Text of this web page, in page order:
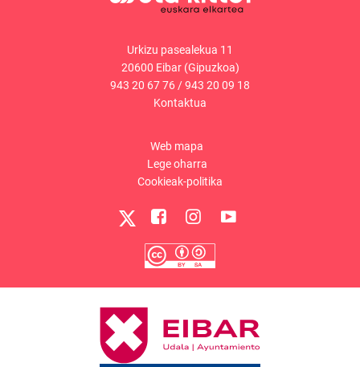
Urkizu pasealekua 11
20600 Eibar (Gipuzkoa)
943 20 67 76/943 20 09 18
Kontaktua
Web mapa
Lege oharra
Cookieak-politika